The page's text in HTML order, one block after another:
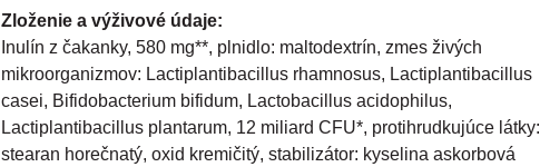
Zloženie a výživové údaje:
Inulín z čakanky, 580 mg**, plnidlo: maltodextrín, zmes živých
mikroorganizmov: Lactiplantibacillus rhamnosus, Lactiplantibacillus
casei, Bifidobacterium bifidum, Lactobacillus acidophilus,
Lactiplantibacillus plantarum, 12 miliard CFU*, protihrudkujúce látky:
stearan horečnatý, oxid kremičitý, stabilizátor: kyselina askorbová